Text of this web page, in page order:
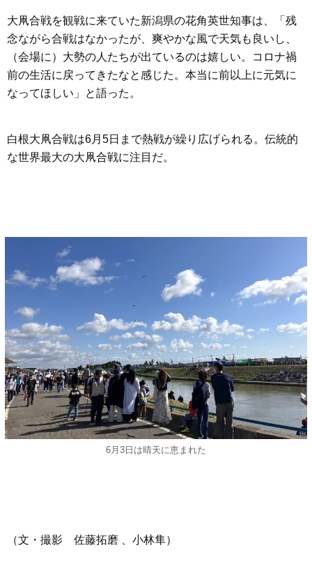
大凧合戦を観戦に来ていた新潟県の花角英世知事は、「残
念ながら合戦はなかったが、爽やかな風で天気も良いし、
（会場に）大勢の人たちが出ているのは嬉しい。コロナ禍
前の生活に戻ってきたなと感じた。本当に前以上に元気に
なってほしい」と語った。
白根大凧合戦は6月5日まで熱戦が繰り広げられる。伝統的
な世界最大の大凧合戦に注目だ。
6月3日は晴天に恵まれた
（文・撮影 佐藤拓磨 、小林隼）